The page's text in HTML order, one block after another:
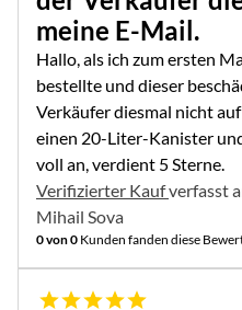
meine E-Mail.
Hallo, als ich zum ersten
bestellte und dieser
Verkäufer diesmal nicht
einen 20-Liter-Kanister
voll an, verdient 5 Sterne.
Verifizierter Kaufverfasst
Mihail Sova
0 von 0 Kunden fanden diese
5 von 5